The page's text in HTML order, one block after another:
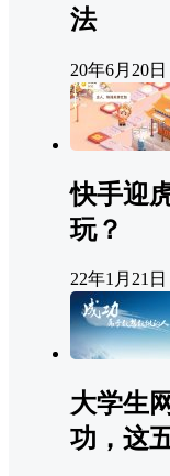
法
20年6月20日
快手迎
玩？
22年1月21日
大学生
功，这